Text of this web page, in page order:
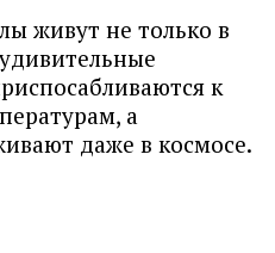
живут не только в
к
а
даже в космосе.